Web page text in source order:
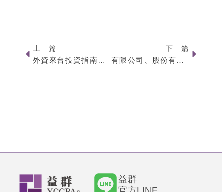
上一篇
外資來台投資指南：子公司、分公司、辦事處比較分析
下一篇
有限公司、股份有限公司、閉鎖性公司怎麼選？三種公司型態完整比較
益群
官方LINE